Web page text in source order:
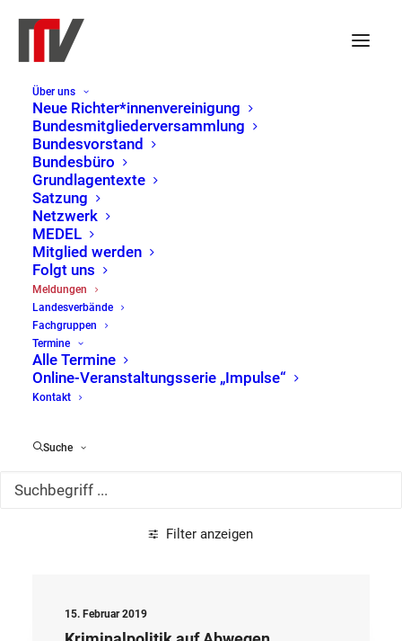
Über uns
Neue Richter*innenvereinigung
Bundesmitgliederversammlung
Bundesvorstand
Bundesbüro
Grundlagentexte
Satzung
Netzwerk
MEDEL
Mitglied werden
Folgt uns
Meldungen
Landesverbände
Fachgruppen
Termine
Alle Termine
Online-Veranstaltungsserie „Impulse“
Kontakt
Suche
Filter anzeigen
15. Februar 2019